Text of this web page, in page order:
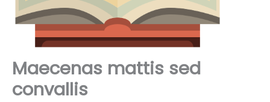
Maecenas mattis sed
convallis